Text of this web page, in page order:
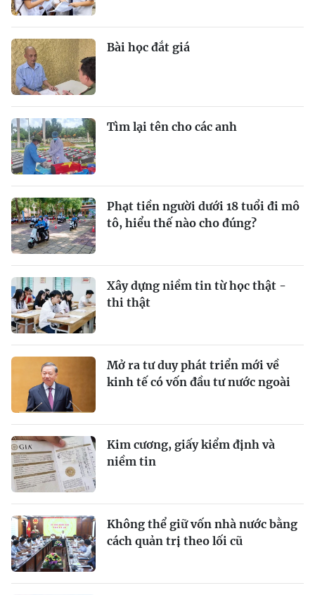
Bài học đắt giá
Tìm lại tên cho các anh
Phạt tiền người dưới 18 tuổi đi mô
tô, hiểu thế nào cho đúng?
Xây dựng niềm tin từ học thật -
thi thật
Mở ra tư duy phát triển mới về
kinh tế có vốn đầu tư nước ngoài
Kim cương, giấy kiểm định và
niềm tin
Không thể giữ vốn nhà nước bằng
cách quản trị theo lối cũ